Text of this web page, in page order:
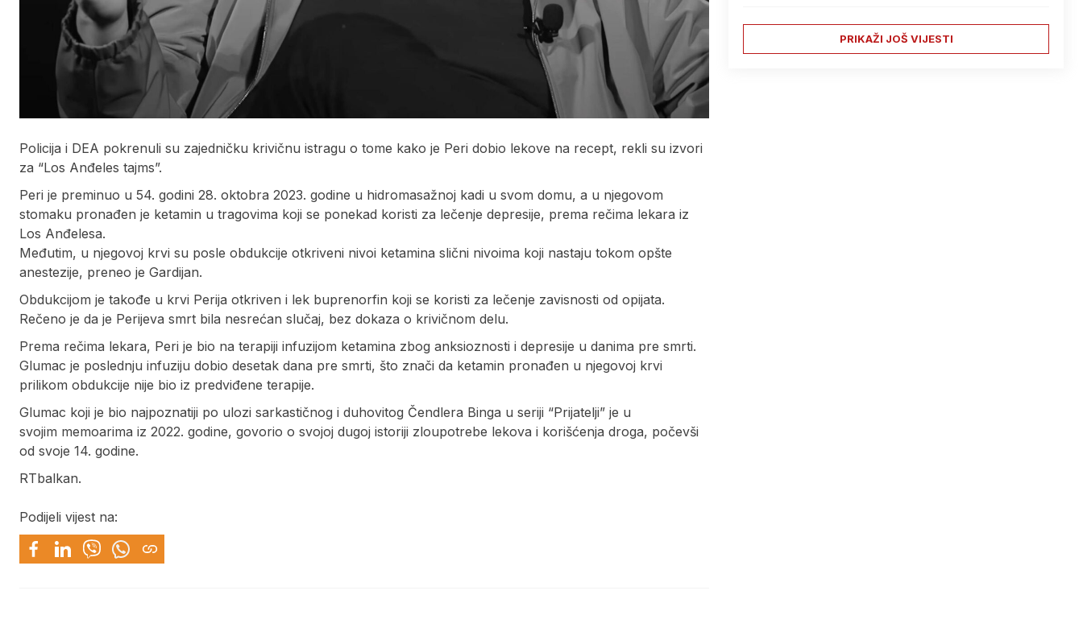
Policija i DEA pokrenuli su zajedničku krivičnu istragu o tome kako je Peri dobio lekove na recept, rekli su izvori
za “Los Anđeles tajms”.
Peri je preminuo u 54. godini 28. oktobra 2023. godine u hidromasažnoj kadi u svom domu, a u njegovom
stomaku pronađen je ketamin u tragovima koji se ponekad koristi za lečenje depresije, prema rečima lekara iz
Los Anđelesa.
Međutim, u njegovoj krvi su posle obdukcije otkriveni nivoi ketamina slični nivoima koji nastaju tokom opšte
anestezije, preneo je Gardijan.
Obdukcijom je takođe u krvi Perija otkriven i lek buprenorfin koji se koristi za lečenje zavisnosti od opijata.
Rečeno je da je Perijeva smrt bila nesrećan slučaj, bez dokaza o krivičnom delu.
Prema rečima lekara, Peri je bio na terapiji infuzijom ketamina zbog anksioznosti i depresije u danima pre smrti.
Glumac je poslednju infuziju dobio desetak dana pre smrti, što znači da ketamin pronađen u njegovoj krvi
prilikom obdukcije nije bio iz predviđene terapije.
Glumac koji je bio najpoznatiji po ulozi sarkastičnog i duhovitog Čendlera Binga u seriji “Prijatelji” je u
svojim memoarima iz 2022. godine, govorio o svojoj dugoj istoriji zloupotrebe lekova i korišćenja droga, počevši
od svoje 14. godine.
RTbalkan.
Podijeli vijest na:
PRIKAŽI JOŠ VIJESTI